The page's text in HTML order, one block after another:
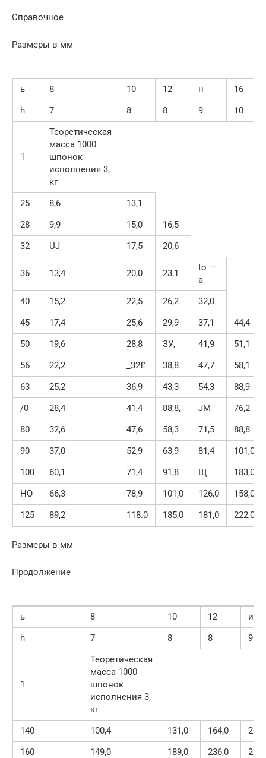
Справочное
Размеры в мм
ь 8 10 12 н
16
h
7 8 8 9 10
1
Теоретическая
масса 1000
шпонок
исполнения 3,
кг
25
8,6
13,1
28
9,9 15,0
16,5
32
UJ 17,5 20,6
36 13,4 20,0 23,1
to —
а
40
15,2 22,5 26,2
32,0
45
17,4 25,6 29,9 37,1
44,4
50
19,6 28,8 ЗУ, 41,9
51,1
56
22,2 _32£ 38,8 47,7
58,1
63
25,2 36,9 43,3 54,3
88,9
/0
28,4 41,4 88,8, JM
76,2
80
32,6 47,6 58,3 71,5
88,8
90
37,0 52,9 63,9 81,4
101,0
100
60,1 71,4 91,8 Щ
183,0
НО
66,3 78,9 101,0 126,0
158,0
125
89,2 118.0 185,0 181,0 222,0
Размеры в мм
Продолжение
ь 8 10 12
и
h
7 8 8 9
1
Теоретическая
масса 1000
шпонок
исполнения 3,
кг
140
100,4 131,0 164,0
160
149,0 189,0 236,0